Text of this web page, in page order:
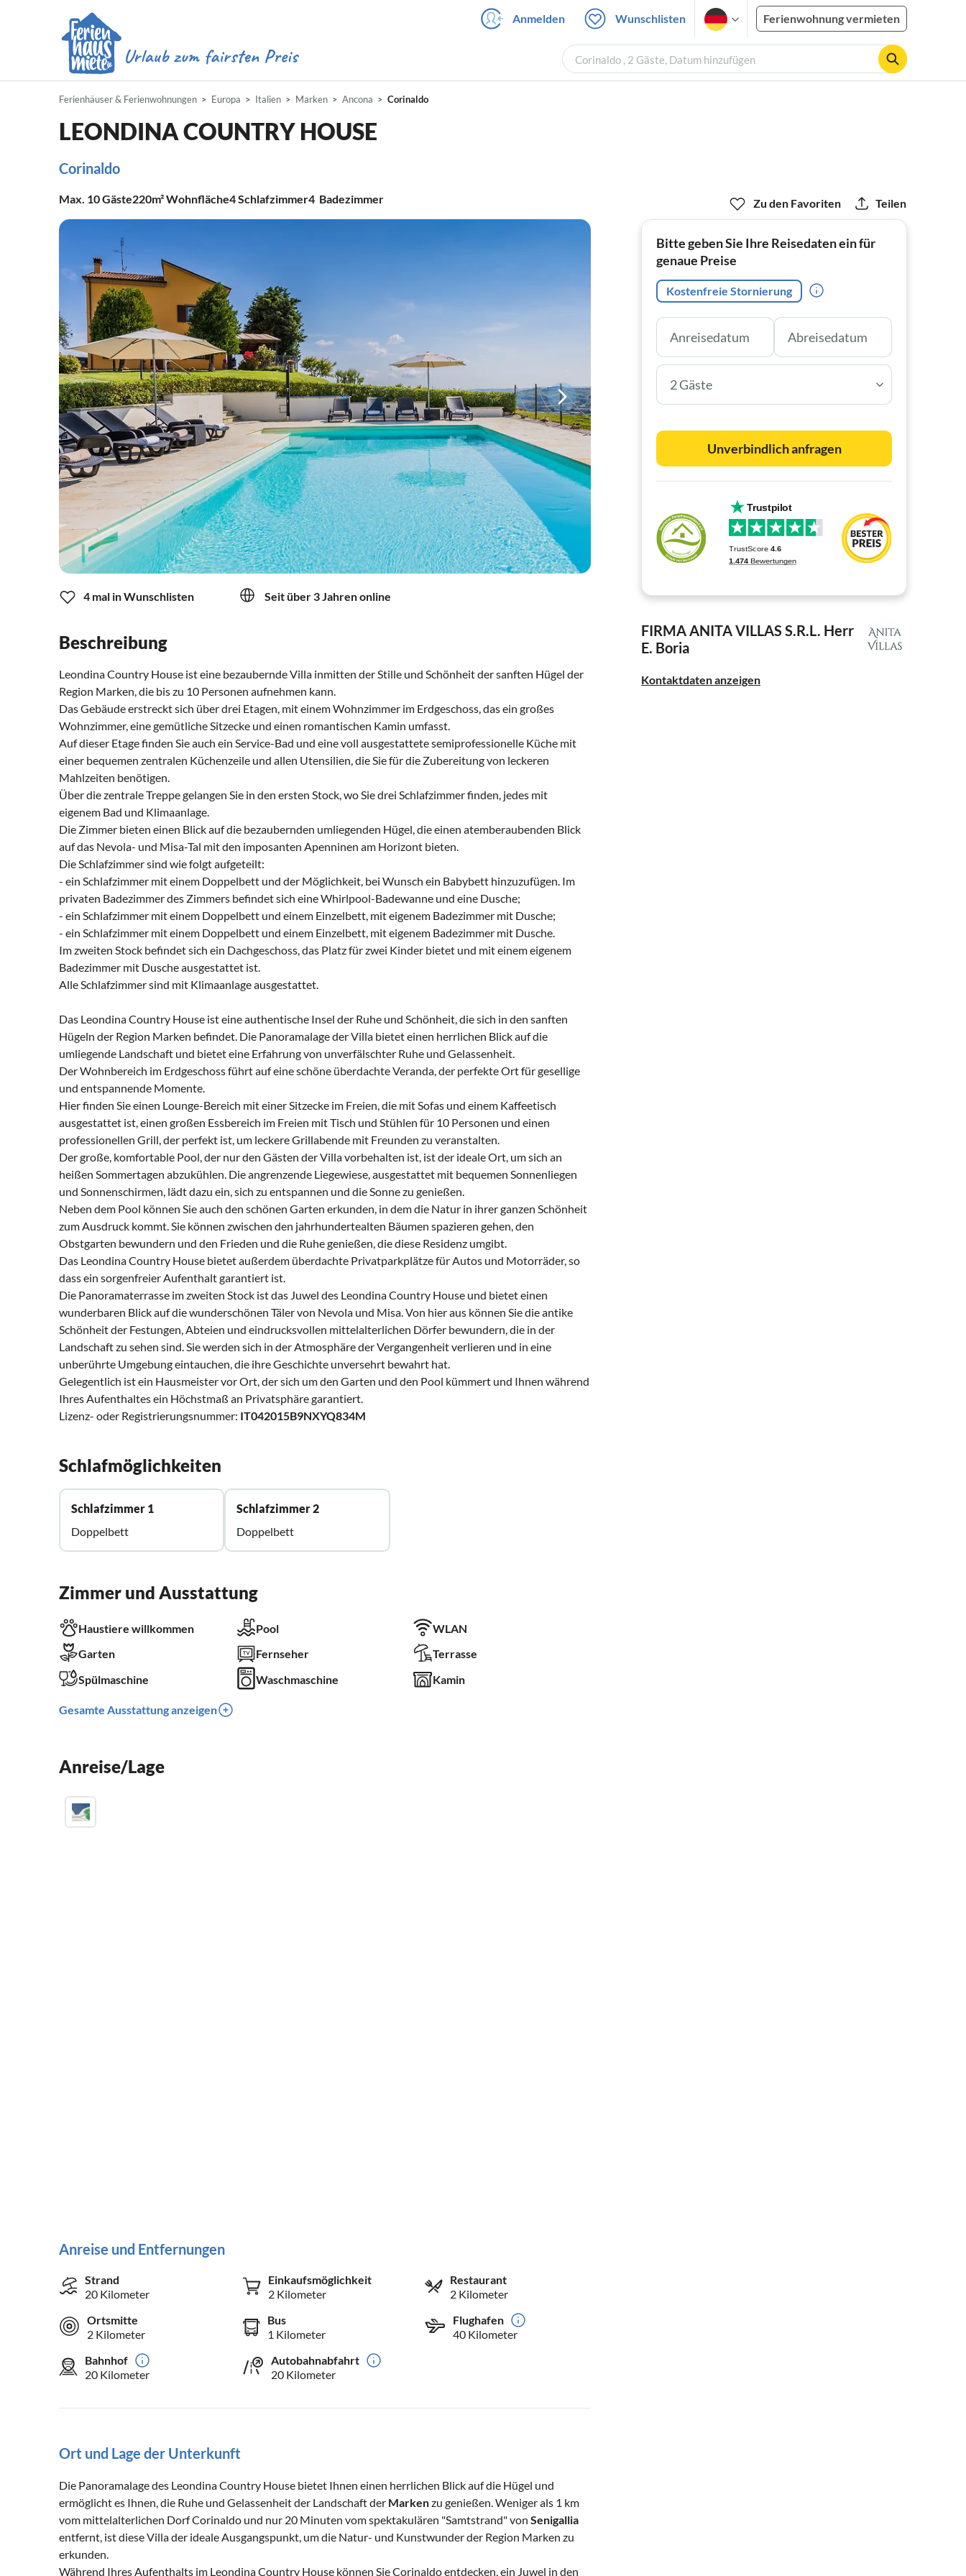
Anmelden Wunschlisten Ferienwohnung vermieten
Corinaldo , 2 Gäste, Datum hinzufügen
Ferienhäuser & Ferienwohnungen Europa Italien Marken Ancona Corinaldo
LEONDINA COUNTRY HOUSE
Corinaldo
Max. 10Gäste220m²Wohnfläche4Schlafzimmer4 Badezimmer
4 mal in Wunschlisten Seit über 3 Jahren online
Beschreibung
Leondina Country House ist eine bezaubernde Villa inmitten der Stille und Schönheit der sanften Hügel der
Region Marken, die bis zu 10 Personen aufnehmen kann.
Das Gebäude erstreckt sich über drei Etagen, mit einem Wohnzimmer im Erdgeschoss, das ein großes
Wohnzimmer, eine gemütliche Sitzecke und einen romantischen Kamin umfasst.
Auf dieser Etage finden Sie auch ein Service-Bad und eine voll ausgestattete semiprofessionelle Küche mit
einer bequemen zentralen Küchenzeile und allen Utensilien, die Sie für die Zubereitung von leckeren
Mahlzeiten benötigen.
Über die zentrale Treppe gelangen Sie in den ersten Stock, wo Sie drei Schlafzimmer finden, jedes mit
eigenem Bad und Klimaanlage.
Die Zimmer bieten einen Blick auf die bezaubernden umliegenden Hügel, die einen atemberaubenden Blick
auf das Nevola- und Misa-Tal mit den imposanten Apenninen am Horizont bieten.
Die Schlafzimmer sind wie folgt aufgeteilt:
- ein Schlafzimmer mit einem Doppelbett und der Möglichkeit, bei Wunsch ein Babybett hinzuzufügen. Im
privaten Badezimmer des Zimmers befindet sich eine Whirlpool-Badewanne und eine Dusche;
- ein Schlafzimmer mit einem Doppelbett und einem Einzelbett, mit eigenem Badezimmer mit Dusche;
- ein Schlafzimmer mit einem Doppelbett und einem Einzelbett, mit eigenem Badezimmer mit Dusche.
Im zweiten Stock befindet sich ein Dachgeschoss, das Platz für zwei Kinder bietet und mit einem eigenem
Badezimmer mit Dusche ausgestattet ist.
Alle Schlafzimmer sind mit Klimaanlage ausgestattet.
Das Leondina Country House ist eine authentische Insel der Ruhe und Schönheit, die sich in den sanften
Hügeln der Region Marken befindet. Die Panoramalage der Villa bietet einen herrlichen Blick auf die
umliegende Landschaft und bietet eine Erfahrung von unverfälschter Ruhe und Gelassenheit.
Der Wohnbereich im Erdgeschoss führt auf eine schöne überdachte Veranda, der perfekte Ort für gesellige
und entspannende Momente.
Hier finden Sie einen Lounge-Bereich mit einer Sitzecke im Freien, die mit Sofas und einem Kaffeetisch
ausgestattet ist, einen großen Essbereich im Freien mit Tisch und Stühlen für 10 Personen und einen
professionellen Grill, der perfekt ist, um leckere Grillabende mit Freunden zu veranstalten.
Der große, komfortable Pool, der nur den Gästen der Villa vorbehalten ist, ist der ideale Ort, um sich an
heißen Sommertagen abzukühlen. Die angrenzende Liegewiese, ausgestattet mit bequemen Sonnenliegen
und Sonnenschirmen, lädt dazu ein, sich zu entspannen und die Sonne zu genießen.
Neben dem Pool können Sie auch den schönen Garten erkunden, in dem die Natur in ihrer ganzen Schönheit
zum Ausdruck kommt. Sie können zwischen den jahrhundertealten Bäumen spazieren gehen, den
Obstgarten bewundern und den Frieden und die Ruhe genießen, die diese Residenz umgibt.
Das Leondina Country House bietet außerdem überdachte Privatparkplätze für Autos und Motorräder, so
dass ein sorgenfreier Aufenthalt garantiert ist.
Die Panoramaterrasse im zweiten Stock ist das Juwel des Leondina Country House und bietet einen
wunderbaren Blick auf die wunderschönen Täler von Nevola und Misa. Von hier aus können Sie die antike
Schönheit der Festungen, Abteien und eindrucksvollen mittelalterlichen Dörfer bewundern, die in der
Landschaft zu sehen sind. Sie werden sich in der Atmosphäre der Vergangenheit verlieren und in eine
unberührte Umgebung eintauchen, die ihre Geschichte unversehrt bewahrt hat.
Gelegentlich ist ein Hausmeister vor Ort, der sich um den Garten und den Pool kümmert und Ihnen während
Ihres Aufenthaltes ein Höchstmaß an Privatsphäre garantiert.
Lizenz- oder Registrierungsnummer: IT042015B9NXYQ834M
Schlafmöglichkeiten
Schlafzimmer 1
Doppelbett
Schlafzimmer 2
Doppelbett
Zimmer und Ausstattung
Haustiere willkommen Pool
WLAN
Garten
Fernseher
Terrasse
Spülmaschine
Waschmaschine Kamin
Gesamte Ausstattung anzeigen
Anreise/Lage
Anreise und Entfernungen
Strand
20 Kilometer
Einkaufsmöglichkeit
2 Kilometer
Restaurant
2 Kilometer
Ortsmitte
2 Kilometer
Bus
1 Kilometer
Flughafen
40 Kilometer
Bahnhof
20 Kilometer
Autobahnabfahrt
20 Kilometer
Ort und Lage der Unterkunft
Die Panoramalage des Leondina Country House bietet Ihnen einen herrlichen Blick auf die Hügel und
ermöglicht es Ihnen, die Ruhe und Gelassenheit der Landschaft der Markenzu genießen. Weniger als 1 km
vom mittelalterlichen Dorf Corinaldo und nur 20 Minuten vom spektakulären "Samtstrand" von Senigallia
entfernt, ist diese Villa der ideale Ausgangspunkt, um die Natur- und Kunstwunder der Region Marken zu
erkunden.
Während Ihres Aufenthalts im Leondina Country House können Sie Corinaldo entdecken, ein Juwel in den
Zu den Favoriten Teilen
Bitte geben Sie Ihre Reisedaten ein für
genaue Preise
Kostenfreie Stornierung
2 Gäste
Unverbindlich anfragen
FIRMA ANITA VILLAS S.R.L. Herr
E. Boria
Kontaktdaten anzeigen